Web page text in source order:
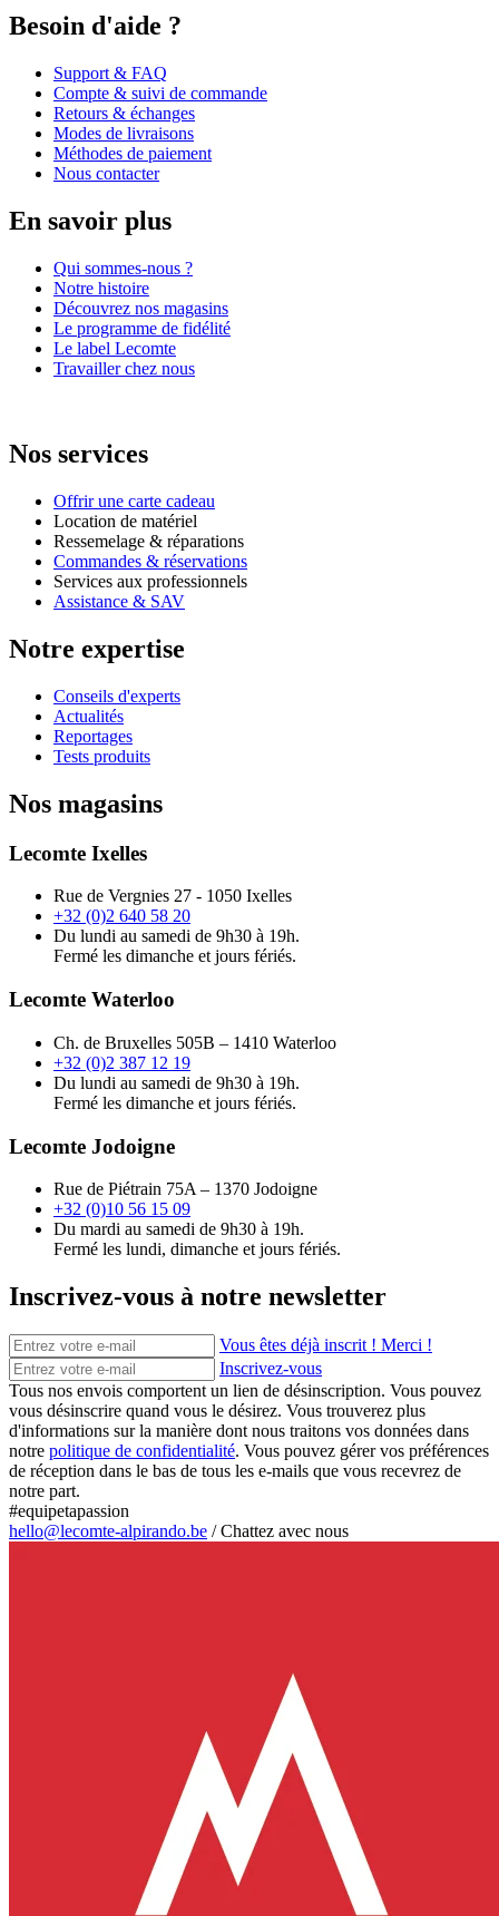
Besoin d'aide ?
Support & FAQ
Compte & suivi de commande
Retours & échanges
Modes de livraisons
Méthodes de paiement
Nous contacter
En savoir plus
Qui sommes-nous ?
Notre histoire
Découvrez nos magasins
Le programme de fidélité
Le label Lecomte
Travailler chez nous
Nos services
Offrir une carte cadeau
Location de matériel
Ressemelage & réparations
Commandes & réservations
Services aux professionnels
Assistance & SAV
Notre expertise
Conseils d'experts
Actualités
Reportages
Tests produits
Nos magasins
Lecomte Ixelles
Rue de Vergnies 27 - 1050 Ixelles
+32 (0)2 640 58 20
Du lundi au samedi de 9h30 à 19h.
Fermé les dimanche et jours fériés.
Lecomte Waterloo
Ch. de Bruxelles 505B – 1410 Waterloo
+32 (0)2 387 12 19
Du lundi au samedi de 9h30 à 19h.
Fermé les dimanche et jours fériés.
Lecomte Jodoigne
Rue de Piétrain 75A – 1370 Jodoigne
+32 (0)10 56 15 09
Du mardi au samedi de 9h30 à 19h.
Fermé les lundi, dimanche et jours fériés.
Inscrivez-vous à notre newsletter
Vous êtes déjà inscrit ! Merci !
Inscrivez-vous
Tous nos envois comportent un lien de désinscription. Vous pouvez
vous désinscrire quand vous le désirez. Vous trouverez plus
d'informations sur la manière dont nous traitons vos données dans
notre politique de confidentialité. Vous pouvez gérer vos préférences
de réception dans le bas de tous les e-mails que vous recevrez de
notre part.
#equipetapassion
hello@lecomte-alpirando.be /Chattez avec nous